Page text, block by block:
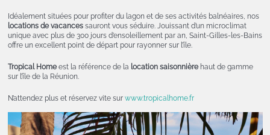
Idéalement situées pour profiter du lagon et de ses activités balnéaires, nos
locations de vacancessauront vous séduire. Jouissant d’un microclimat
unique avec plus de 300 jours d’ensoleillement par an, Saint-Gilles-les-Bains
offre un excellent point de départ pour rayonner sur l’île.
Tropical Homeest la référence de la location saisonnièrehaut de gamme
sur l’île de la Réunion.
N’attendez plus et réservez vite sur www.tropicalhome.fr